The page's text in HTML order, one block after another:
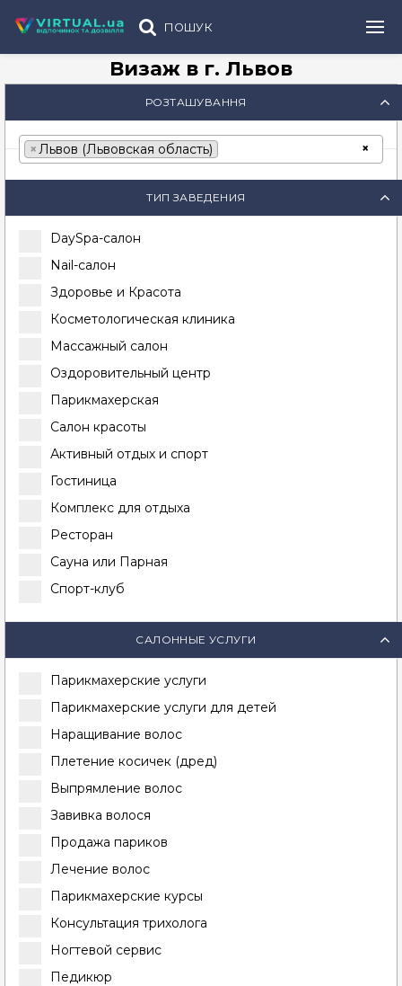
ПОШУК
Визаж в г. Львов
РОЗТАШУВАННЯ
×
×Львов (Львовская область)
ТИП ЗАВЕДЕНИЯ
DaySpa-салон
Nail-салон
Здоровье и Красота
Косметологическая клиника
Массажный салон
Оздоровительный центр
Парикмахерская
Салон красоты
Активный отдых и спорт
Гостиница
Комплекс для отдыха
Ресторан
Сауна или Парная
Спорт-клуб
САЛОННЫЕ УСЛУГИ
Парикмахерские услуги
Парикмахерские услуги для детей
Наращивание волос
Плетение косичек (дред)
Выпрямление волос
Завивка волося
Продажа париков
Лечение волос
Парикмахерские курсы
Консультация трихолога
Ногтевой сервис
Педикюр